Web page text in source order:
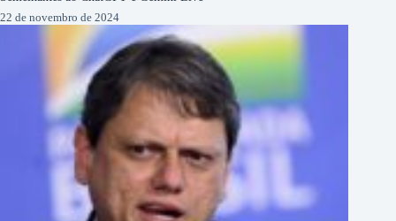
22 de novembro de 2024